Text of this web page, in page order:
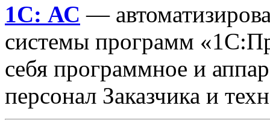
1С: АС —
системы программ
себя программное и
персонал Заказчика и